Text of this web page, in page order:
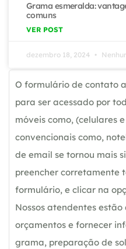
Grama esmeralda:
comuns
VER POST
dezembro 18, 2024
O formulário de contato
para ser acessado por
móveis como, (celulares
convencionais como,
de email se tornou mais
preencher corretamente
formulário, e clicar na
Nossos atendentes
orçamentos e fornecer
grama, preparação de